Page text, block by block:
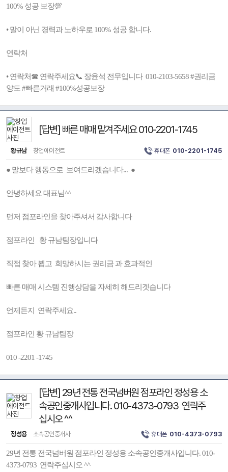
100% 성공 보장💯
• 말이 아닌 경력과 노하우로 100% 성공 합니다.
연락처
• 연락처☎ 연락주세요📞 장윤석 전무입니다 010-2103-5658 #권리금
양도 #빠른거래 #100%성공보장
[답변] 빠른 매매 맡겨주세요 010-2201-1745
황규남 창업에이전트 휴대폰 010-2201-1745
● 말보다 행동으로 보여드리겠습니다... ●
안녕하세요 대표님^^
먼저 점포라인을 찾아주셔서 감사합니다
점포라인 황 규남팀장입니다
직접 찾아 뵙고 희망하시는 권리금 과 효과적인
빠른 매매 시스템 진행상담을 자세히 해드리겟습니다
언제든지 연락주세요..
점포라인 황 규남팀장
010 -2201 -1745
[답변] 29년 전통 전국넘버원 점포라인 정성용 소
속공인중개사입니다. 010-4373-0793 연락주
십시오 ^^
정성용 소속공인중개사 휴대폰 010-4373-0793
29년 전통 전국넘버원 점포라인 정성용 소속공인중개사입니다. 010-
4373-0793 연락주십시오 ^^